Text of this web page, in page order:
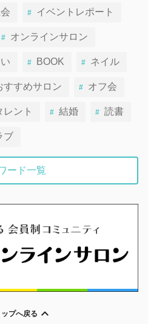
イベントレポート
オンラインサロン
BOOK ネイル
すすめサロン オフ会
レント 結婚 読書
ブ
ード一覧
プへ戻る